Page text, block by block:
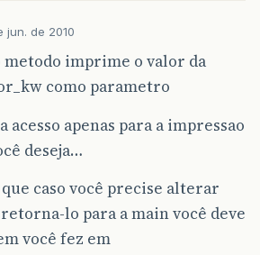
				 (TINHA QUE CHAMAR ELA AQUI)
				 cons consu=new cons();
consumo = (leitura1_atual-
//acessar o atributos de
				 consu.setcon_1 (consumo);
// Cria uma instacia no
valoraserpago valor_1=new
jun. de 2010
metodo imprime o valor da
como parametro
acesso apenas para a impressao
deseja…
caso você precise alterar
lo para a main você deve
você fez em